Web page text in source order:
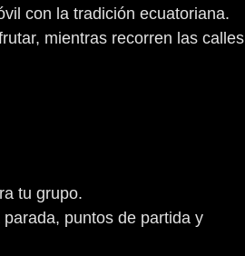
con la tradición ecuatoriana.
mientras recorren las calles
tu grupo.
puntos de partida y